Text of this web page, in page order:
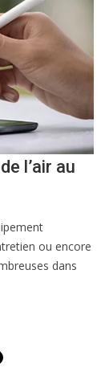
l’air au
ou encore
dans